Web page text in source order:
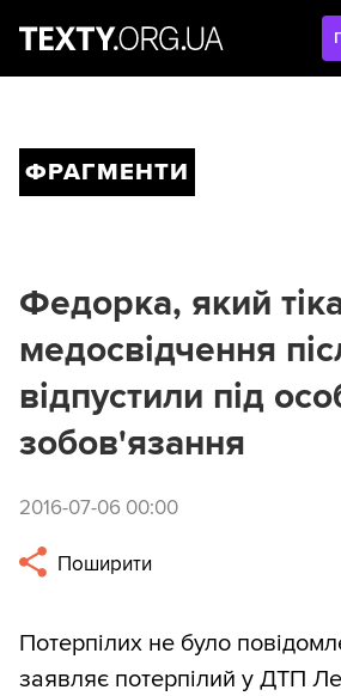
ФРАГМЕНТИ
Федорка, який
медосвідчення
відпустили під
зобов'язання
2016-07-06 00:00
Поширити
Потерпілих не було
заявляє потерпілий у ДТП